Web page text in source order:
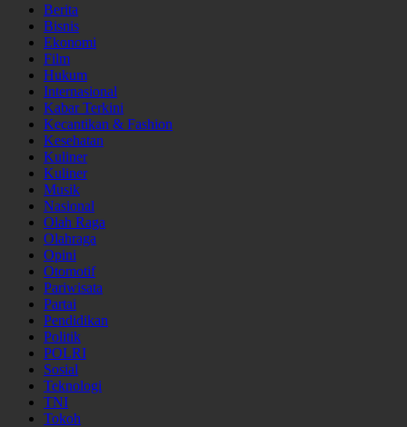
Berita
Bisnis
Ekonomi
Film
Hukum
Internasional
Kabar Terkini
Kecantikan & Fashion
Kesehatan
Kuliner
Kuliner
Musik
Nasional
Olah Raga
Olahraga
Opini
Otomotif
Pariwisata
Partai
Pendidikan
Politik
POLRI
Sosial
Teknologi
TNI
Tokoh